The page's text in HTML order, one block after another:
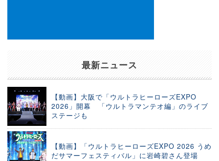
最新ニュース
【動画】大阪で「ウルトラヒーローズEXPO
2026」開幕 「ウルトラマンテオ編」のライブ
ステージも
【動画】「ウルトラヒーローズEXPO 2026 うめ
だサマーフェスティバル」に岩崎碧さん登場